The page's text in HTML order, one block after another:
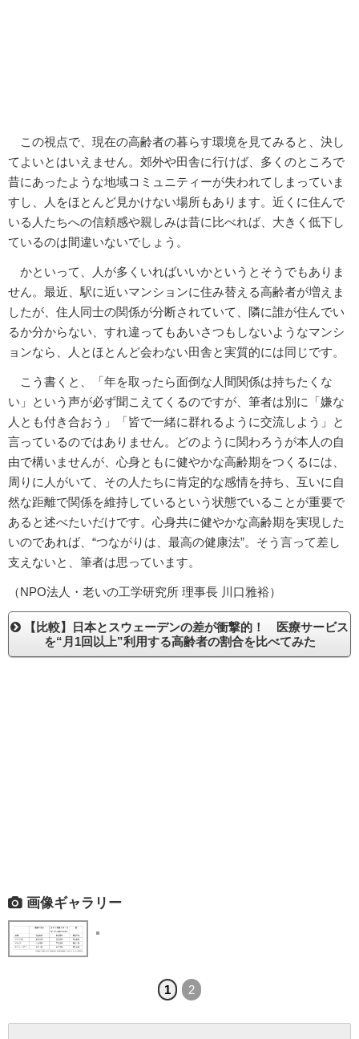
この視点で、現在の高齢者の暮らす環境を見てみると、決し
てよいとはいえません。郊外や田舎に行けば、多くのところで
昔にあったような地域コミュニティーが失われてしまっていま
すし、人をほとんど見かけない場所もあります。近くに住んで
いる人たちへの信頼感や親しみは昔に比べれば、大きく低下し
ているのは間違いないでしょう。
かといって、人が多くいればいいかというとそうでもありま
せん。最近、駅に近いマンションに住み替える高齢者が増えま
したが、住人同士の関係が分断されていて、隣に誰が住んでい
るか分からない、すれ違ってもあいさつもしないようなマンシ
ョンなら、人とほとんど会わない田舎と実質的には同じです。
こう書くと、「年を取ったら面倒な人間関係は持ちたくな
い」という声が必ず聞こえてくるのですが、筆者は別に「嫌な
人とも付き合おう」「皆で一緒に群れるように交流しよう」と
言っているのではありません。どのように関わろうが本人の自
由で構いませんが、心身ともに健やかな高齢期をつくるには、
周りに人がいて、その人たちに肯定的な感情を持ち、互いに自
然な距離で関係を維持しているという状態でいることが重要で
あると述べたいだけです。心身共に健やかな高齢期を実現した
いのであれば、“つながりは、最高の健康法”。そう言って差し
支えないと、筆者は思っています。
（NPO法人・老いの工学研究所 理事長 川口雅裕）
【比較】日本とスウェーデンの差が衝撃的！ 医療サービス
を“月1回以上”利用する高齢者の割合を比べてみた
画像ギャラリー
1 2